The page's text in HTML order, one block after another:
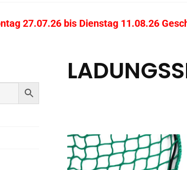
27.07.26 bis Dienstag 11.08.26